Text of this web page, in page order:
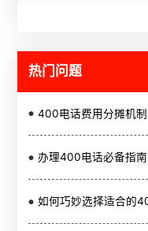
热门问题
400电话费用分摊机
办理400电话必备指
如何巧妙选择适合的